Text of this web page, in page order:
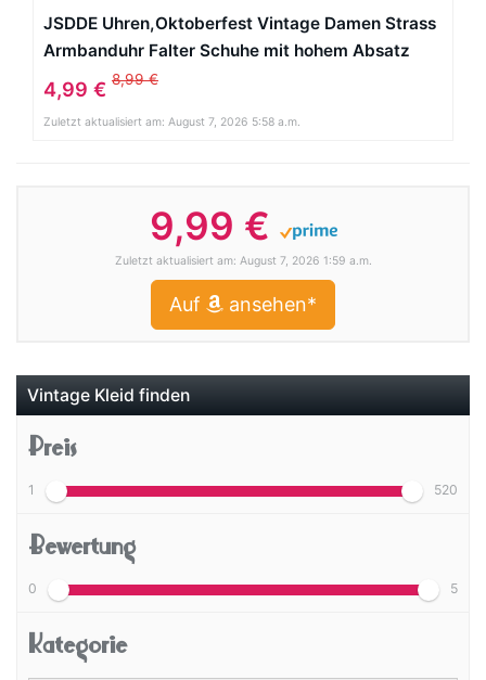
JSDDE Uhren,Oktoberfest Vintage Damen Strass
Armbanduhr Falter Schuhe mit hohem Absatz
Muster Analog Quarzuhr,Kaffee
4,99 € 8,99 €
Zuletzt aktualisiert am: August 7, 2026 5:58 a.m.
9,99 €
Zuletzt aktualisiert am: August 7, 2026 1:59 a.m.
Auf ansehen*
Vintage Kleid finden
Preis
1 520
Bewertung
0 5
Kategorie